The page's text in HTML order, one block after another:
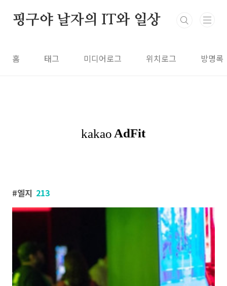
핑구야 날자의 IT와 일상
홈 태그 미디어로그 위치로그 방명록
엘지 213